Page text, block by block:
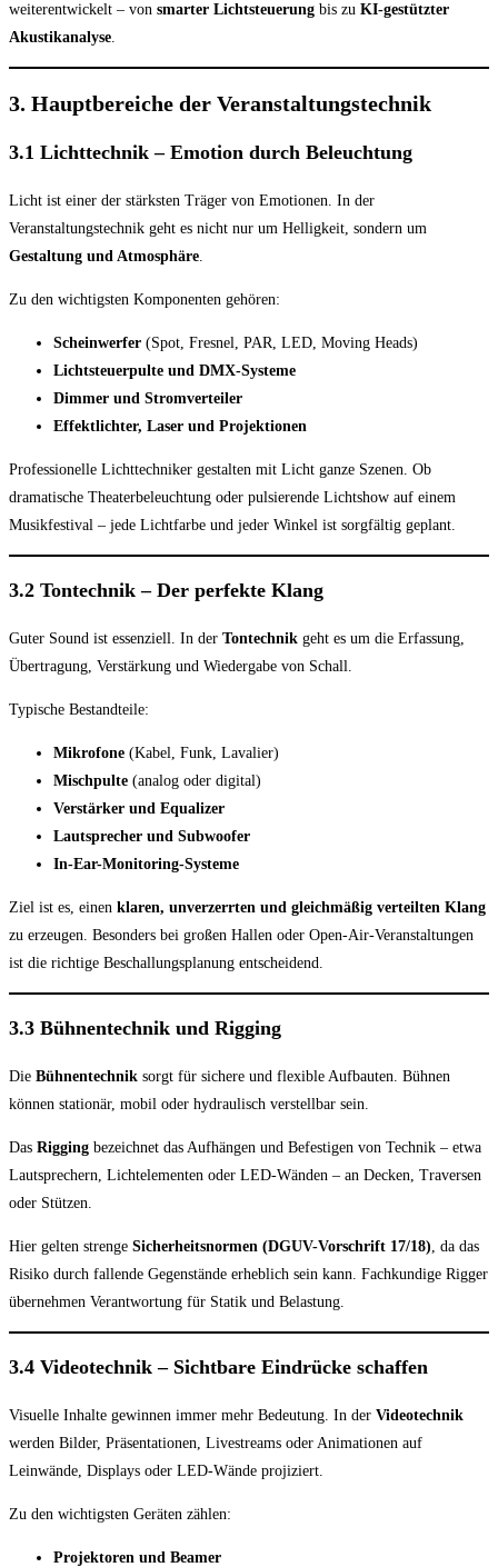
weiterentwickelt – von smarter Lichtsteuerung bis zu KI-gestützter
Akustikanalyse.
3. Hauptbereiche der Veranstaltungstechnik
3.1 Lichttechnik – Emotion durch Beleuchtung
Licht ist einer der stärksten Träger von Emotionen. In der
Veranstaltungstechnik geht es nicht nur um Helligkeit, sondern um
Gestaltung und Atmosphäre.
Zu den wichtigsten Komponenten gehören:
Scheinwerfer (Spot, Fresnel, PAR, LED, Moving Heads)
Lichtsteuerpulte und DMX-Systeme
Dimmer und Stromverteiler
Effektlichter, Laser und Projektionen
Professionelle Lichttechniker gestalten mit Licht ganze Szenen. Ob
dramatische Theaterbeleuchtung oder pulsierende Lichtshow auf einem
Musikfestival – jede Lichtfarbe und jeder Winkel ist sorgfältig geplant.
3.2 Tontechnik – Der perfekte Klang
Guter Sound ist essenziell. In der Tontechnik geht es um die Erfassung,
Übertragung, Verstärkung und Wiedergabe von Schall.
Typische Bestandteile:
Mikrofone (Kabel, Funk, Lavalier)
Mischpulte (analog oder digital)
Verstärker und Equalizer
Lautsprecher und Subwoofer
In-Ear-Monitoring-Systeme
Ziel ist es, einen klaren, unverzerrten und gleichmäßig verteilten Klang
zu erzeugen. Besonders bei großen Hallen oder Open-Air-Veranstaltungen
ist die richtige Beschallungsplanung entscheidend.
3.3 Bühnentechnik und Rigging
Die Bühnentechnik sorgt für sichere und flexible Aufbauten. Bühnen
können stationär, mobil oder hydraulisch verstellbar sein.
Das Rigging bezeichnet das Aufhängen und Befestigen von Technik – etwa
Lautsprechern, Lichtelementen oder LED-Wänden – an Decken, Traversen
oder Stützen.
Hier gelten strenge Sicherheitsnormen (DGUV-Vorschrift 17/18), da das
Risiko durch fallende Gegenstände erheblich sein kann. Fachkundige Rigger
übernehmen Verantwortung für Statik und Belastung.
3.4 Videotechnik – Sichtbare Eindrücke schaffen
Visuelle Inhalte gewinnen immer mehr Bedeutung. In der Videotechnik
werden Bilder, Präsentationen, Livestreams oder Animationen auf
Leinwände, Displays oder LED-Wände projiziert.
Zu den wichtigsten Geräten zählen:
Projektoren und Beamer